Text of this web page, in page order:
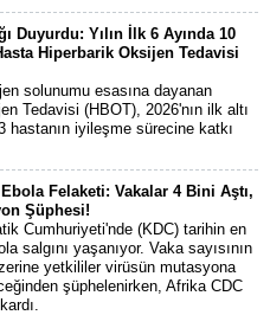
Duyurdu: Yılın İlk 6 Ayında 10
Hiperbarik Oksijen Tedavisi
solunumu esasına dayanan
Tedavisi (HBOT), 2026'nın ilk altı
hastanın iyileşme sürecine katkı
Felaketi: Vakalar 4 Bini Aştı,
Şüphesi!
Cumhuriyeti'nde (KDC) tarihin en
salgını yaşanıyor. Vaka sayısının
yetkililer virüsün mutasyona
şüphelenirken, Afrika CDC